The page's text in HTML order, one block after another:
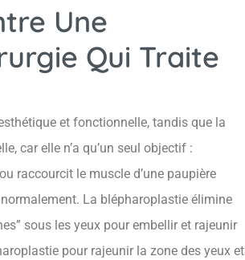
Une
Qui Traite
et fonctionnelle, tandis que la
car elle n’a qu’un seul objectif :
raccourcit le muscle d’une paupière
La blépharoplastie élimine
sous les yeux pour embellir et rajeunir
pour rajeunir la zone des yeux et